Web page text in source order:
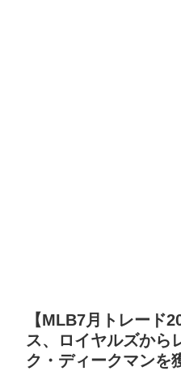
【MLB7月トレード
ス、ロイヤルズから
ク・ディークマンを